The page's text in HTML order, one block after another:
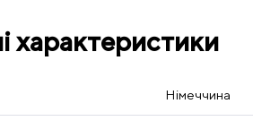
характеристики
Німеччина